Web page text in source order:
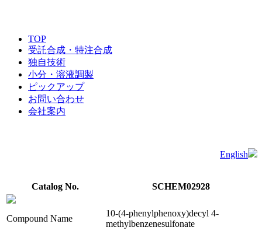
TOP
受託合成・特注合成
独自技術
小分・溶液調製
ピックアップ
お問い合わせ
会社案内
English
Catalog No. SCHEM02928
Compound Name
10-(4-phenylphenoxy)decyl 4-
methylbenzenesulfonate